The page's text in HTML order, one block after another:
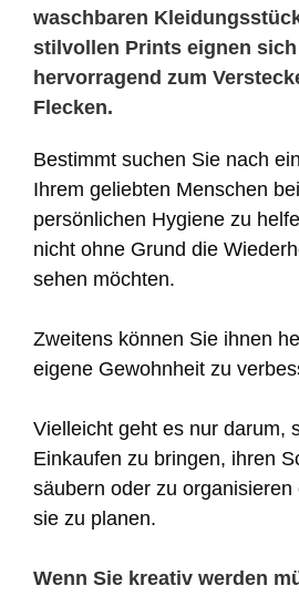
waschbaren
stilvollen Prints eignen
hervorragend zum
Flecken.
Bestimmt suchen Sie nach
Ihrem geliebten Menschen
persönlichen Hygiene zu
nicht ohne Grund die
sehen möchten.
Zweitens können Sie ihnen
eigene Gewohnheit zu
Vielleicht geht es nur darum,
Einkaufen zu bringen, ihren
säubern oder zu
sie zu planen.
Wenn Sie kreativ werden